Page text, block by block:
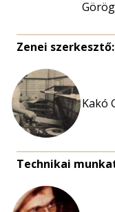
Zenei szerkesztő:
Kakó
Technikai